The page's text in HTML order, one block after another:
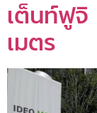
เต็นท์ฟู
เมตร